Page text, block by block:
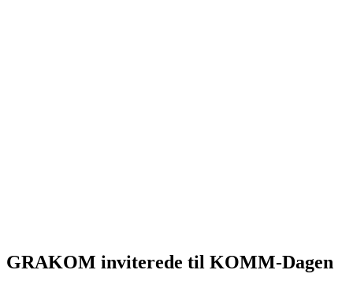
GRAKOM inviterede til KOMM-Dagen